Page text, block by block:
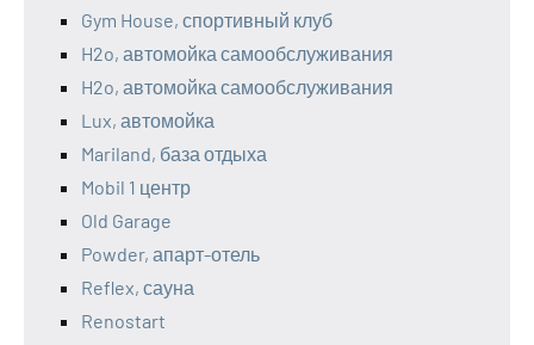
Gym House, спортивный клуб
H2o, автомойка самообслуживания
H2o, автомойка самообслуживания
Lux, автомойка
Mariland, база отдыха
Mobil 1 центр
Old Garage
Powder, апарт-отель
Reflex, сауна
Renostart